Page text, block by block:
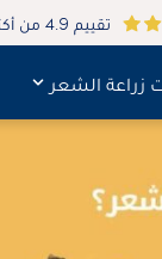
تقييم 4.9 من أكثر من 11,000 مراجعة على Google
زراعة الشعر